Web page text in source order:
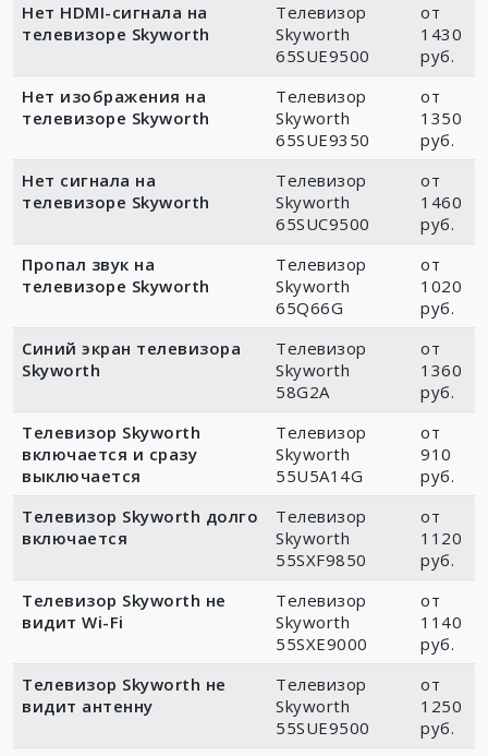
Нет HDMI-сигнала на
телевизоре Skyworth
Телевизор
Skyworth
65SUE9500
от
1430
руб.
Нет изображения на
телевизоре Skyworth
Телевизор
Skyworth
65SUE9350
от
1350
руб.
Нет сигнала на
телевизоре Skyworth
Телевизор
Skyworth
65SUC9500
от
1460
руб.
Пропал звук на
телевизоре Skyworth
Телевизор
Skyworth
65Q66G
от
1020
руб.
Синий экран телевизора
Skyworth
Телевизор
Skyworth
58G2A
от
1360
руб.
Телевизор Skyworth
включается и сразу
выключается
Телевизор
Skyworth
55U5A14G
от
910
руб.
Телевизор Skyworth долго
включается
Телевизор
Skyworth
55SXF9850
от
1120
руб.
Телевизор Skyworth не
видит Wi-Fi
Телевизор
Skyworth
55SXE9000
от
1140
руб.
Телевизор Skyworth не
видит антенну
Телевизор
Skyworth
55SUE9500
от
1250
руб.